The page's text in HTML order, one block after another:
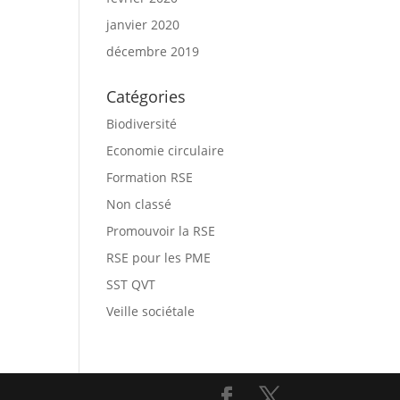
janvier 2020
décembre 2019
Catégories
Biodiversité
Economie circulaire
Formation RSE
Non classé
Promouvoir la RSE
RSE pour les PME
SST QVT
Veille sociétale